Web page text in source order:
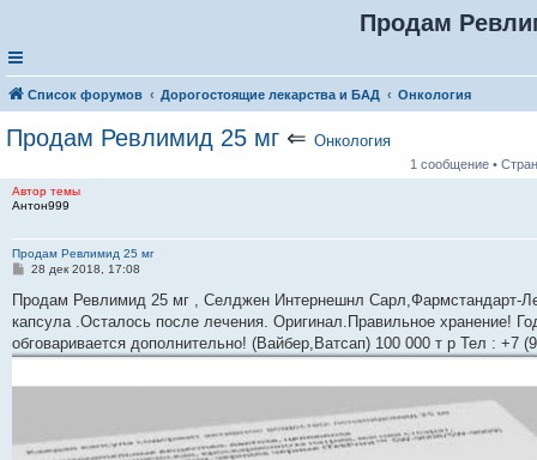
Продам
Список форумов Дорогостоящие лекарства и БАД Онкология
Продам Ревлимид 25 мг ⇐ Онкология
1 сообщение •
Автор темы
Антон999
Продам Ревлимид 25 мг
С
о
щ
е
н
28 дек 2018, 17:08
Продам Ревлимид 25 мг , Селджен Интернешнл Сарл,Фармстандарт-
капсула .Осталось после лечения. Оригинал.Правильное хранение!
обговаривается дополнительно! (Вайбер,Ватсап) 100 000 т р Тел : +7